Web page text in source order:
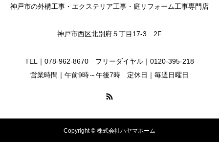
神戸市の外構工事・エクステリア工事・庭リフォーム工事専門店
神戸市西区北別府５丁目17-3 2F
TEL｜078-962-8670 フリーダイヤル｜0120-395-218
営業時間｜午前9時～午後7時 定休日｜毎週日曜日
Copyright © 株式会社ハヤマホーム